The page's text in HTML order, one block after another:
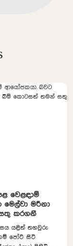
වෙළඳාම්
මරීනා
කරගනී
යළිත් තහවුරු
පෝට් සිටි